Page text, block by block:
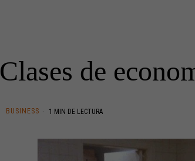
Clases de
BUSINESS 1 MIN DE LECTURA